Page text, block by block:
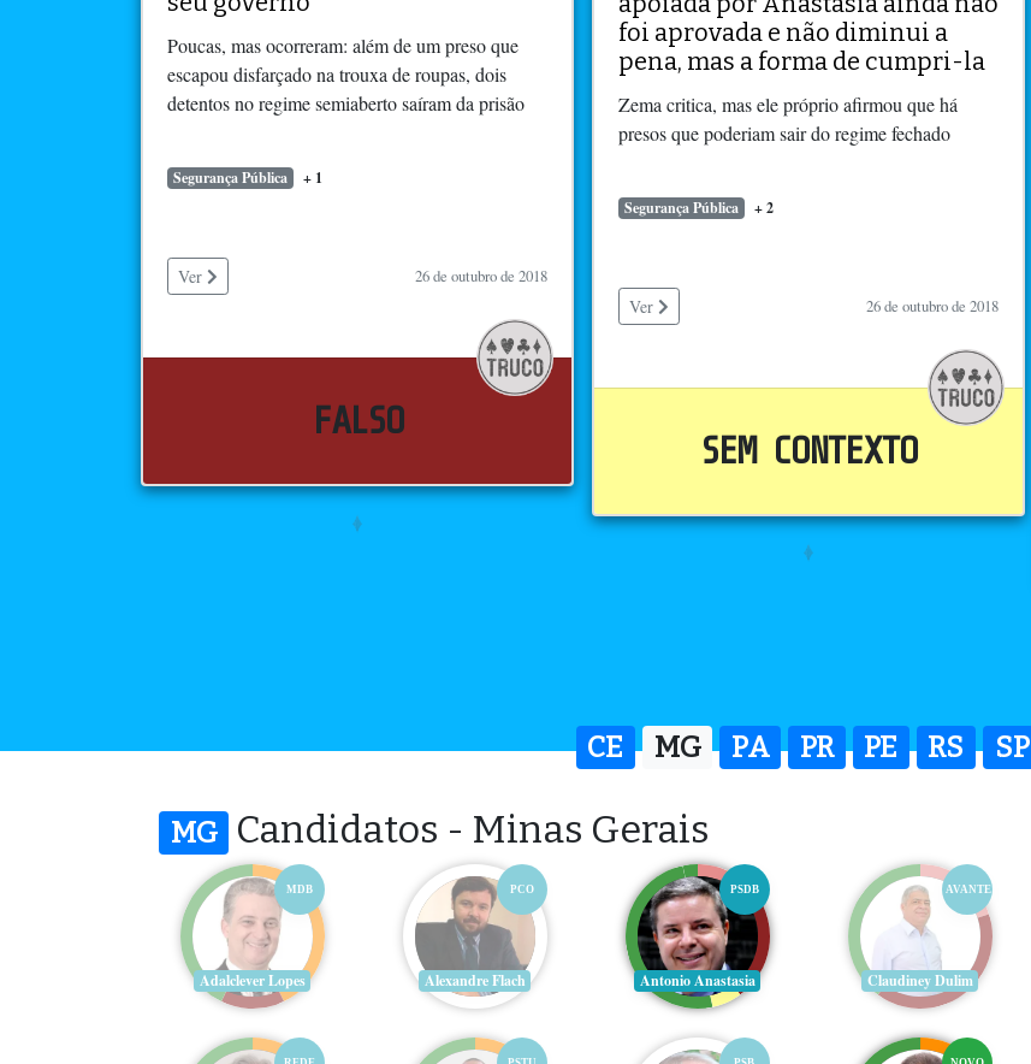
Poucas, mas ocorreram: além de um preso que
escapou disfarçado na trouxa de roupas, dois
detentos no regime semiaberto saíram da prisão
Segurança Pública + 1
Ver 26 de outubro de 2018
FALSO
foi aprovada e não diminui a
pena, mas a forma de cumpri-la
Zema critica, mas ele próprio afirmou que há
presos que poderiam sair do regime fechado
Segurança Pública + 2
Ver 26 de outubro de 2018
SEM CONTEXTO
CE MG PA PR PE RS SP
MG Candidatos - Minas Gerais
MDB
Adalclever Lopes
PCO
Alexandre Flach
PSDB
Antonio Anastasia
AVANTE
Claudiney Dulim